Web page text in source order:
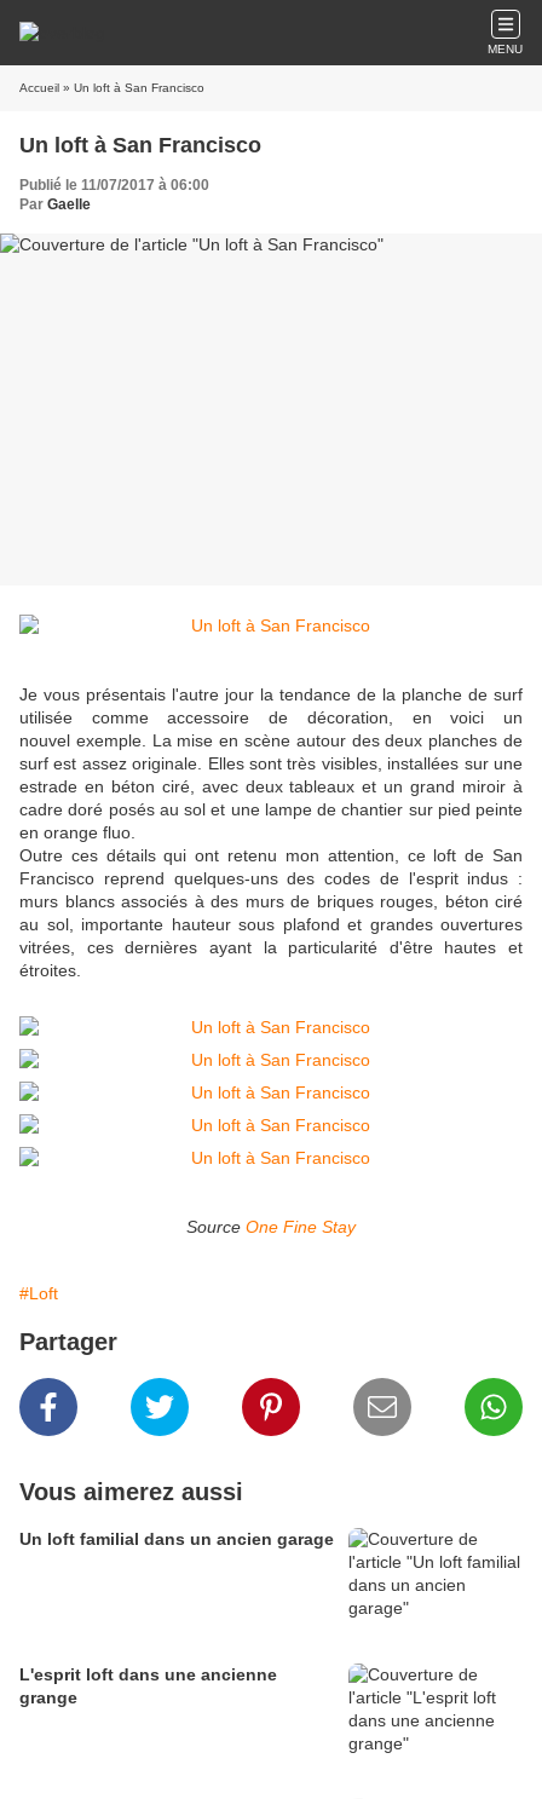
MENU
Accueil » Un loft à San Francisco
Un loft à San Francisco
Publié le 11/07/2017 à 06:00
Par Gaelle
Je vous présentais l'autre jour la tendance de la planche de surf
utilisée comme accessoire de décoration, en voici un
nouvel exemple. La mise en scène autour des deux planches de
surf est assez originale. Elles sont très visibles, installées sur une
estrade en béton ciré, avec deux tableaux et un grand miroir à
cadre doré posés au sol et une lampe de chantier sur pied peinte
en orange fluo.
Outre ces détails qui ont retenu mon attention, ce loft de San
Francisco reprend quelques-uns des codes de l'esprit indus :
murs blancs associés à des murs de briques rouges, béton ciré
au sol, importante hauteur sous plafond et grandes ouvertures
vitrées, ces dernières ayant la particularité d'être hautes et
étroites.
Source One Fine Stay
#Loft
Partager
Vous aimerez aussi
Un loft familial dans un ancien garage
L'esprit loft dans une ancienne
grange